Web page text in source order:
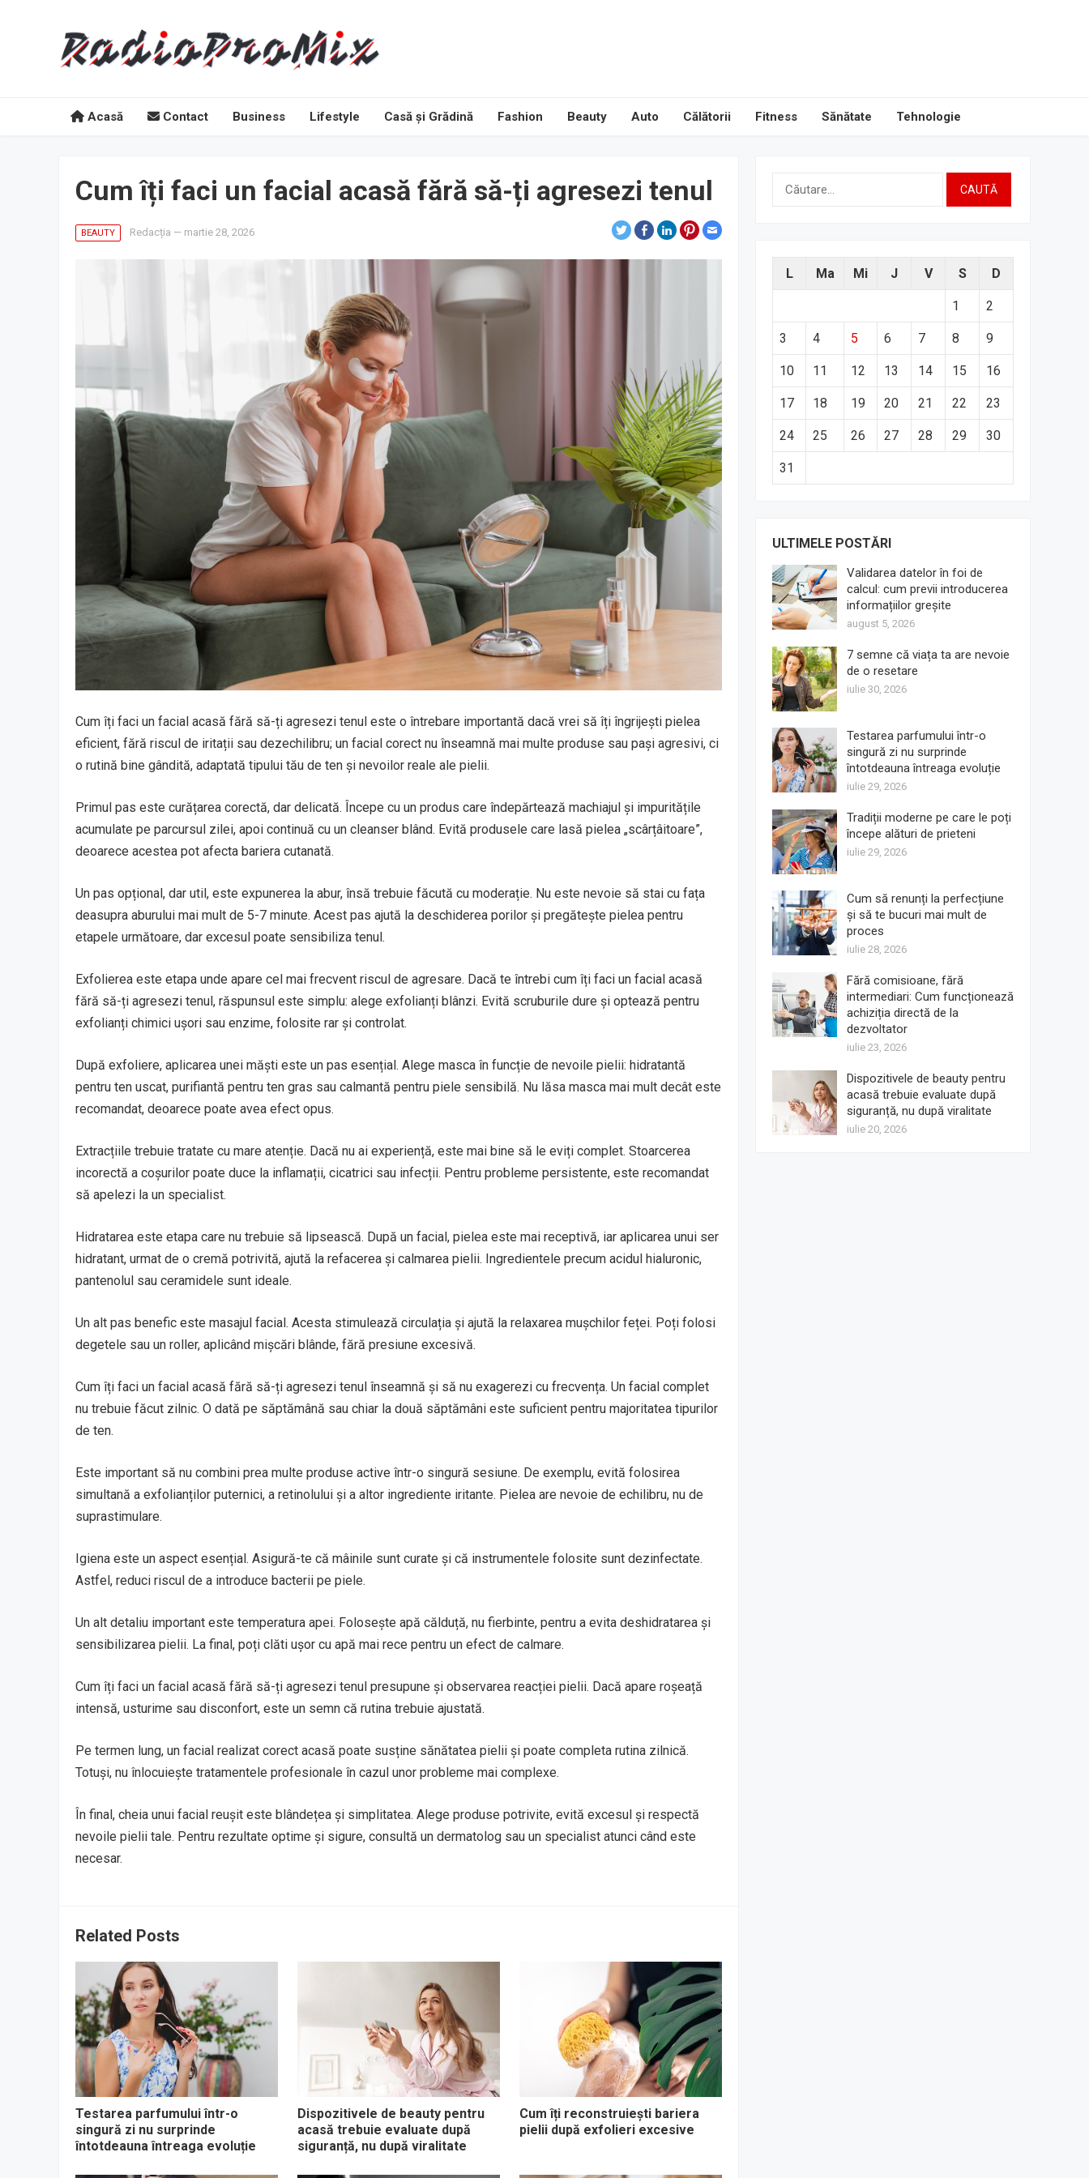
Acasă Contact Business Lifestyle Casă și Grădină Fashion Beauty Auto Călătorii Fitness Sănătate Tehnologie
Cum îți faci un facial acasă fără să-ți agresezi tenul
BEAUTY Redacția — martie 28, 2026
Cum îți faci un facial acasă fără să-ți agresezi tenul este o întrebare importantă dacă vrei să îți îngrijești pielea
eficient, fără riscul de iritații sau dezechilibru; un facial corect nu înseamnă mai multe produse sau pași agresivi, ci
o rutină bine gândită, adaptată tipului tău de ten și nevoilor reale ale pielii.
Primul pas este curățarea corectă, dar delicată. Începe cu un produs care îndepărtează machiajul și impuritățile
acumulate pe parcursul zilei, apoi continuă cu un cleanser blând. Evită produsele care lasă pielea „scârțâitoare”,
deoarece acestea pot afecta bariera cutanată.
Un pas opțional, dar util, este expunerea la abur, însă trebuie făcută cu moderație. Nu este nevoie să stai cu fața
deasupra aburului mai mult de 5-7 minute. Acest pas ajută la deschiderea porilor și pregătește pielea pentru
etapele următoare, dar excesul poate sensibiliza tenul.
Exfolierea este etapa unde apare cel mai frecvent riscul de agresare. Dacă te întrebi cum îți faci un facial acasă
fără să-ți agresezi tenul, răspunsul este simplu: alege exfolianți blânzi. Evită scruburile dure și optează pentru
exfolianți chimici ușori sau enzime, folosite rar și controlat.
După exfoliere, aplicarea unei măști este un pas esențial. Alege masca în funcție de nevoile pielii: hidratantă
pentru ten uscat, purifiantă pentru ten gras sau calmantă pentru piele sensibilă. Nu lăsa masca mai mult decât este
recomandat, deoarece poate avea efect opus.
Extracțiile trebuie tratate cu mare atenție. Dacă nu ai experiență, este mai bine să le eviți complet. Stoarcerea
incorectă a coșurilor poate duce la inflamații, cicatrici sau infecții. Pentru probleme persistente, este recomandat
să apelezi la un specialist.
Hidratarea este etapa care nu trebuie să lipsească. După un facial, pielea este mai receptivă, iar aplicarea unui ser
hidratant, urmat de o cremă potrivită, ajută la refacerea și calmarea pielii. Ingredientele precum acidul hialuronic,
pantenolul sau ceramidele sunt ideale.
Un alt pas benefic este masajul facial. Acesta stimulează circulația și ajută la relaxarea mușchilor feței. Poți folosi
degetele sau un roller, aplicând mișcări blânde, fără presiune excesivă.
Cum îți faci un facial acasă fără să-ți agresezi tenul înseamnă și să nu exagerezi cu frecvența. Un facial complet
nu trebuie făcut zilnic. O dată pe săptămână sau chiar la două săptămâni este suficient pentru majoritatea tipurilor
de ten.
Este important să nu combini prea multe produse active într-o singură sesiune. De exemplu, evită folosirea
simultană a exfolianților puternici, a retinolului și a altor ingrediente iritante. Pielea are nevoie de echilibru, nu de
suprastimulare.
Igiena este un aspect esențial. Asigură-te că mâinile sunt curate și că instrumentele folosite sunt dezinfectate.
Astfel, reduci riscul de a introduce bacterii pe piele.
Un alt detaliu important este temperatura apei. Folosește apă călduță, nu fierbinte, pentru a evita deshidratarea și
sensibilizarea pielii. La final, poți clăti ușor cu apă mai rece pentru un efect de calmare.
Cum îți faci un facial acasă fără să-ți agresezi tenul presupune și observarea reacției pielii. Dacă apare roșeață
intensă, usturime sau disconfort, este un semn că rutina trebuie ajustată.
Pe termen lung, un facial realizat corect acasă poate susține sănătatea pielii și poate completa rutina zilnică.
Totuși, nu înlocuiește tratamentele profesionale în cazul unor probleme mai complexe.
În final, cheia unui facial reușit este blândețea și simplitatea. Alege produse potrivite, evită excesul și respectă
nevoile pielii tale. Pentru rezultate optime și sigure, consultă un dermatolog sau un specialist atunci când este
necesar.
Related Posts
Testarea parfumului într-o
singură zi nu surprinde
întotdeauna întreaga evoluție
Dispozitivele de beauty pentru
acasă trebuie evaluate după
siguranță, nu după viralitate
Cum îți reconstruiești bariera
pielii după exfolieri excesive
Caută
L Ma Mi J V S D
1 2
3 4 5 6 7 8 9
10 11 12 13 14 15 16
17 18 19 20 21 22 23
24 25 26 27 28 29 30
31
ULTIMELE POSTĂRI
Validarea datelor în foi de
calcul: cum previi introducerea
informațiilor greșite
august 5, 2026
7 semne că viața ta are nevoie
de o resetare
iulie 30, 2026
Testarea parfumului într-o
singură zi nu surprinde
întotdeauna întreaga evoluție
iulie 29, 2026
Tradiții moderne pe care le poți
începe alături de prieteni
iulie 29, 2026
Cum să renunți la perfecțiune
și să te bucuri mai mult de
proces
iulie 28, 2026
Fără comisioane, fără
intermediari: Cum funcționează
achiziția directă de la
dezvoltator
iulie 23, 2026
Dispozitivele de beauty pentru
acasă trebuie evaluate după
siguranță, nu după viralitate
iulie 20, 2026